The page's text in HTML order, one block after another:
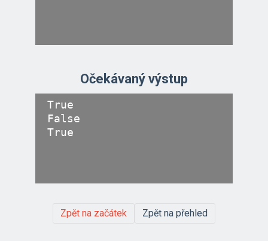
Očekávaný výstup
True
False
Zpět na začátek Zpět na přehled